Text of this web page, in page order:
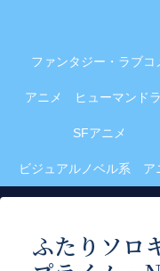
ファンタジー・ラブコ
アニメ ヒューマンド
SFアニメ
ビジュアルノベル系 ア
ふたりソロ